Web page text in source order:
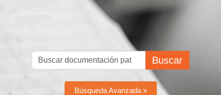
Buscar
Búsqueda Avanzada »